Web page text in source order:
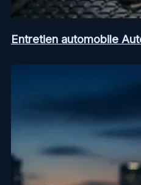
Entretien automobile